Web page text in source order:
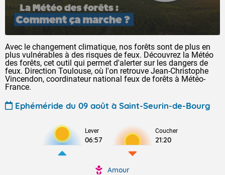
Avec le changement climatique, nos forêts sont de plus en
plus vulnérables à des risques de feux. Découvrez la Météo
des forêts, cet outil qui permet d'alerter sur les dangers de
feux. Direction Toulouse, où l'on retrouve Jean-Christophe
Vincendon, coordinateur national feux de forêts à Météo-
France.
Ephéméride du 09 août à Saint-Seurin-de-Bourg
Lever
06:57
Coucher
21:20
Amour